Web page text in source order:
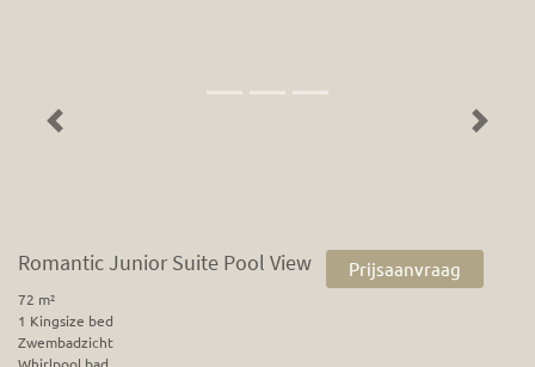
Previous Next
Romantic Junior Suite Pool View Prijsaanvraag
72 m²
1 Kingsize bed
Zwembadzicht